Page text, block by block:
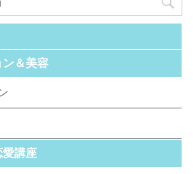
＆美容
愛講座